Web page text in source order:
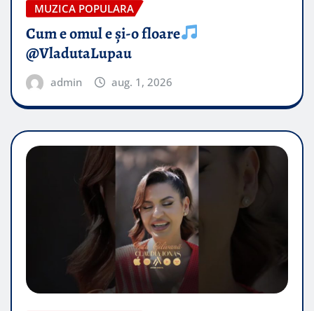
MUZICA POPULARA
Cum e omul e și-o floare
@VladutaLupau
admin aug. 1, 2026